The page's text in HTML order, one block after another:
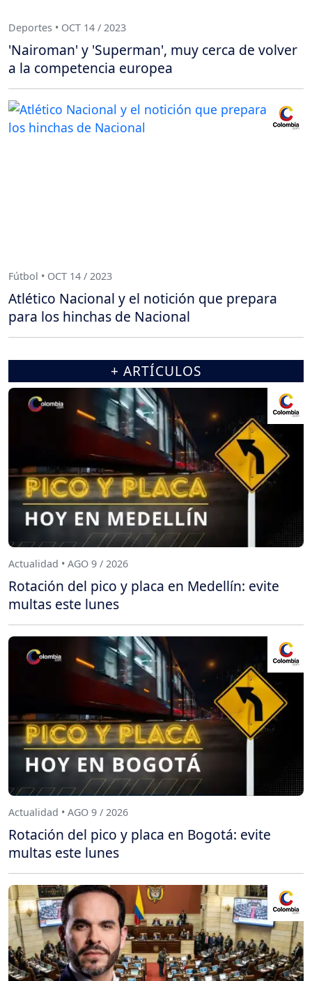
Deportes • OCT 14 / 2023
'Nairoman' y 'Superman', muy cerca de volver
a la competencia europea
Fútbol • OCT 14 / 2023
Atlético Nacional y el notición que prepara
para los hinchas de Nacional
+ ARTÍCULOS
Actualidad • AGO 9 / 2026
Rotación del pico y placa en Medellín: evite
multas este lunes
Actualidad • AGO 9 / 2026
Rotación del pico y placa en Bogotá: evite
multas este lunes